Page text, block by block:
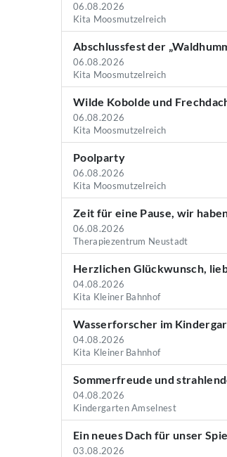
06.08.2026
Kita Moosmutzelreich
Abschlussfest der
06.08.2026
Kita Moosmutzelreich
Wilde Kobolde und
06.08.2026
Kita Moosmutzelreich
Poolparty
06.08.2026
Kita Moosmutzelreich
Zeit für eine Pause, wir
06.08.2026
Therapiezentrum Neustadt
Herzlichen Glückwunsch,
04.08.2026
Kita Kleiner Bahnhof
Wasserforscher im
04.08.2026
Kita Kleiner Bahnhof
Sommerfreude und
04.08.2026
Kindergarten Amselnest
Ein neues Dach für unser
03.08.2026